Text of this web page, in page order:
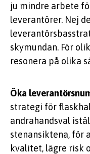
ju mindre arbete
leverantörer. Nej
skymundan. För
resonera på olika
Öka
strategi för
andrahandsval
stenansiktena, för
kvalitet, lägre risk